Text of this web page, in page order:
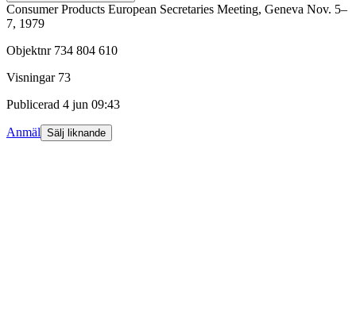
Consumer Products European Secretaries Meeting, Geneva Nov. 5–
7, 1979
Objektnr 734 804 610
Visningar 73
Publicerad 4 jun 09:43
Anmäl Sälj liknande